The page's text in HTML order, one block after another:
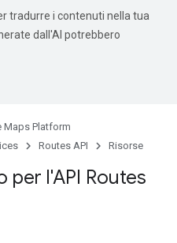
tradurre i contenuti nella tua
dall'AI potrebbero
Maps Platform
Routes API Risorse
per l'API Routes